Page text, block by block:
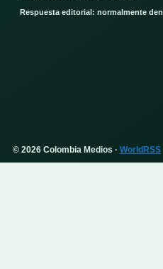
Respuesta editorial: normalmente
© 2026 Colombia Medios · WorldRSS